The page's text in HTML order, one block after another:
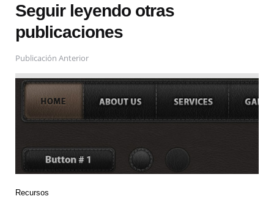
Seguir leyendo otras
publicaciones
Publicación Anterior
Recursos